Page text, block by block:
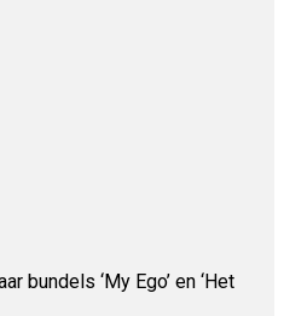
‘My Ego’ en ‘Het